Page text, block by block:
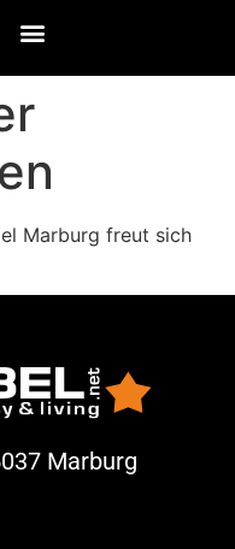
Marburg freut sich
Marburg